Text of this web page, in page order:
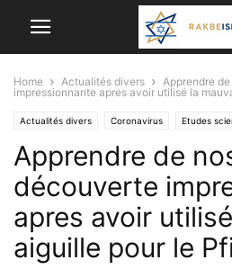
Home Actualités divers
Apprendre
impressionnante apres avoir utilisé la
Actualités divers Coronavirus Etudes
Apprendre de
découverte
apres avoir
aiguille pour le